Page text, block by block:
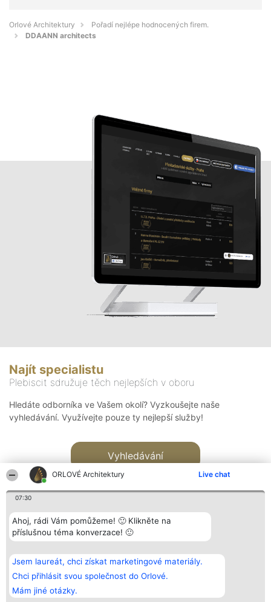
ORLOVÉ Architektury Live chat
07:30
Ahoj, rádi Vám pomůžeme! 🙂 Klikněte na
příslušnou téma konverzace! 🙂
Jsem laureát, chci získat marketingové materiály.
Chci přihlásit svou společnost do Orlové.
Mám jiné otázky.
Orlové Architektury
Pořadí nejlépe hodnocených firem.
DDAANN architects
Najít specialistu
Plebiscit sdružuje těch nejlepších v oboru
Hledáte odborníka ve Vašem okolí? Vyzkoušejte naše
vyhledávání. Využívejte pouze ty nejlepší služby!
Vyhledávání
Bright Side Solutions sp. z o.
o. sp. k.
ul. Ruska 22
Wrocław 50-079
KRS 0000749100 | Regon
381313360 | NIP 8943132676
Vítězové
Seznam všech
laureátů
Zásady
Zásady
Kontakt